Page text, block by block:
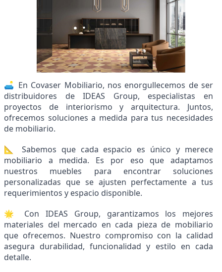
🛋 En Covaser Mobiliario, nos enorgullecemos de ser
distribuidores de IDEAS Group, especialistas en
proyectos de interiorismo y arquitectura. Juntos,
ofrecemos soluciones a medida para tus necesidades
de mobiliario.
📐 Sabemos que cada espacio es único y merece
mobiliario a medida. Es por eso que adaptamos
nuestros muebles para encontrar soluciones
personalizadas que se ajusten perfectamente a tus
requerimientos y espacio disponible.
🌟 Con IDEAS Group, garantizamos los mejores
materiales del mercado en cada pieza de mobiliario
que ofrecemos. Nuestro compromiso con la calidad
asegura durabilidad, funcionalidad y estilo en cada
detalle.